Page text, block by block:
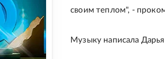
своим теплом", -
Музыку написала